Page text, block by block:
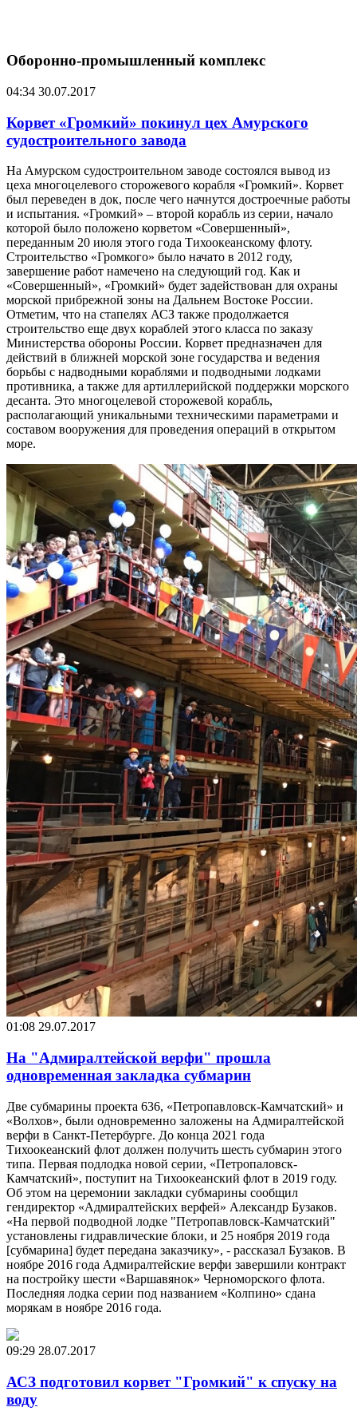
Оборонно-промышленный комплекс
04:34 30.07.2017
Корвет «Громкий» покинул цех Амурского
судостроительного завода
На Амурском судостроительном заводе состоялся вывод из
цеха многоцелевого сторожевого корабля «Громкий». Корвет
был переведен в док, после чего начнутся достроечные работы
и испытания. «Громкий» – второй корабль из серии, начало
которой было положено корветом «Совершенный»,
переданным 20 июля этого года Тихоокеанскому флоту.
Строительство «Громкого» было начато в 2012 году,
завершение работ намечено на следующий год. Как и
«Совершенный», «Громкий» будет задействован для охраны
морской прибрежной зоны на Дальнем Востоке России.
Отметим, что на стапелях АСЗ также продолжается
строительство еще двух кораблей этого класса по заказу
Министерства обороны России. Корвет предназначен для
действий в ближней морской зоне государства и ведения
борьбы с надводными кораблями и подводными лодками
противника, а также для артиллерийской поддержки морского
десанта. Это многоцелевой сторожевой корабль,
располагающий уникальными техническими параметрами и
составом вооружения для проведения операций в открытом
море.
01:08 29.07.2017
На "Адмиралтейской верфи" прошла
одновременная закладка субмарин
Две субмарины проекта 636, «Петропавловск-Камчатский» и
«Волхов», были одновременно заложены на Адмиралтейской
верфи в Санкт-Петербурге. До конца 2021 года
Тихоокеанский флот должен получить шесть субмарин этого
типа. Первая подлодка новой серии, «Петропаловск-
Камчатский», поступит на Тихоокеанский флот в 2019 году.
Об этом на церемонии закладки субмарины сообщил
гендиректор «Адмиралтейских верфей» Александр Бузаков.
«На первой подводной лодке "Петропавловск-Камчатский"
установлены гидравлические блоки, и 25 ноября 2019 года
[субмарина] будет передана заказчику», - рассказал Бузаков. В
ноябре 2016 года Адмиралтейские верфи завершили контракт
на постройку шести «Варшавянок» Черноморского флота.
Последняя лодка серии под названием «Колпино» сдана
морякам в ноябре 2016 года.
09:29 28.07.2017
АСЗ подготовил корвет "Громкий" к спуску на
воду